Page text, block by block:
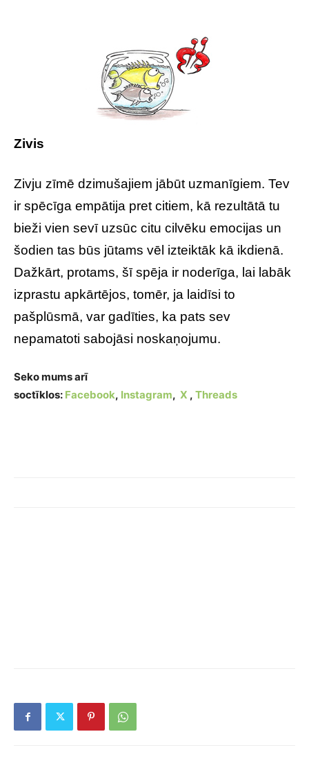
Zivis
Zivju zīmē dzimušajiem jābūt uzmanīgiem. Tev
ir spēcīga empātija pret citiem, kā rezultātā tu
bieži vien sevī uzsūc citu cilvēku emocijas un
šodien tas būs jūtams vēl izteiktāk kā ikdienā.
Dažkārt, protams, šī spēja ir noderīga, lai labāk
izprastu apkārtējos, tomēr, ja laidīsi to
pašplūsmā, var gadīties, ka pats sev
nepamatoti sabojāsi noskaņojumu.
Seko mums arī
soctīklos: Facebook, Instagram, X , Threads